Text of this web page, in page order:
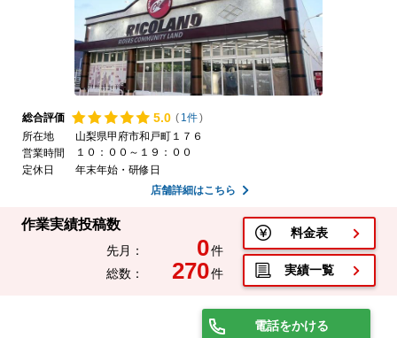
総合評価 5.0 ( 1件)
所在地
山梨県甲府市和戸町１７６
営業時間
１０：００～１９：００
定休日
年末年始・研修日
店舗詳細はこちら
作業実績投稿数
先月： 0件
総数：
270件
料金表
実績一覧
電話をかける